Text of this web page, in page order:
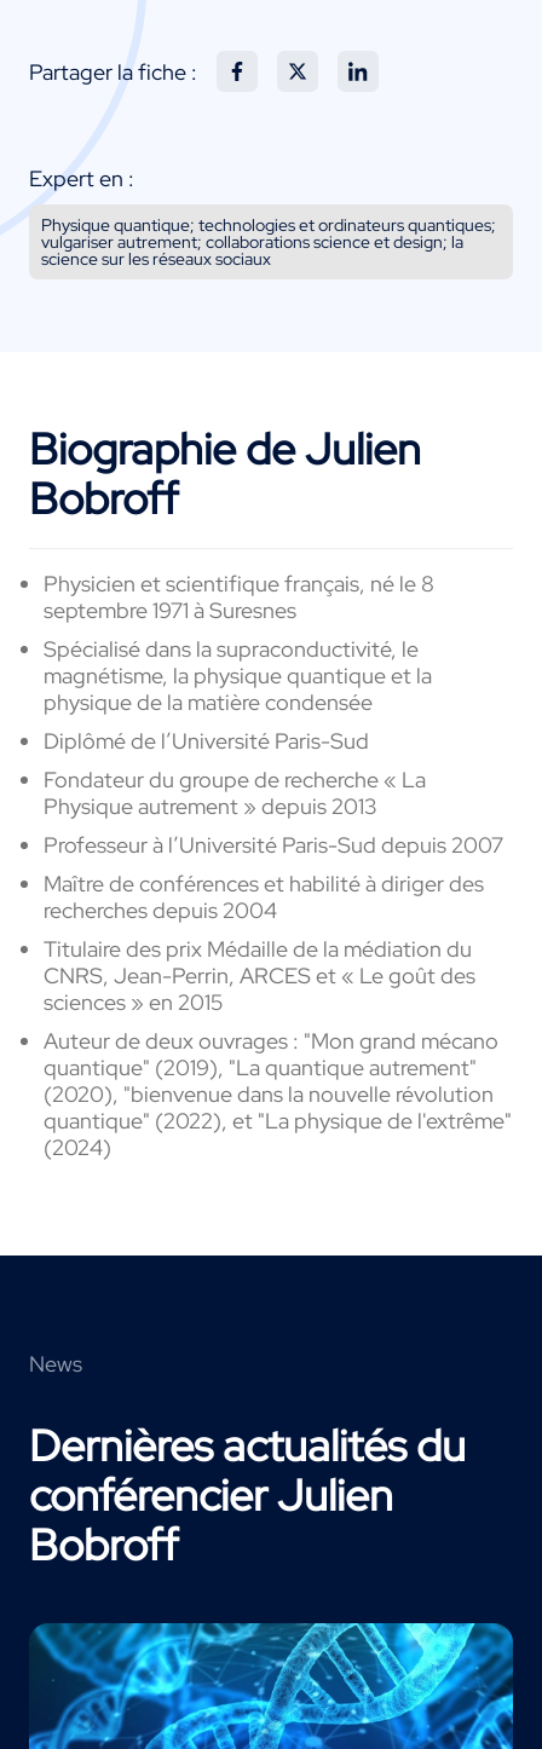
Partager la fiche :
Expert en :
Physique quantique; technologies et ordinateurs quantiques;
vulgariser autrement; collaborations science et design; la
science sur les réseaux sociaux
Biographie de Julien
Bobroff
Physicien et scientifique français, né le 8
septembre 1971 à Suresnes
Spécialisé dans la supraconductivité, le
magnétisme, la physique quantique et la
physique de la matière condensée
Diplômé de l’Université Paris-Sud
Fondateur du groupe de recherche « La
Physique autrement » depuis 2013
Professeur à l’Université Paris-Sud depuis 2007
Maître de conférences et habilité à diriger des
recherches depuis 2004
Titulaire des prix Médaille de la médiation du
CNRS, Jean-Perrin, ARCES et « Le goût des
sciences » en 2015
Auteur de deux ouvrages : "Mon grand mécano
quantique" (2019), "La quantique autrement"
(2020), "bienvenue dans la nouvelle révolution
quantique" (2022), et "La physique de l'extrême"
(2024)
News
Dernières actualités du
conférencier Julien
Bobroff